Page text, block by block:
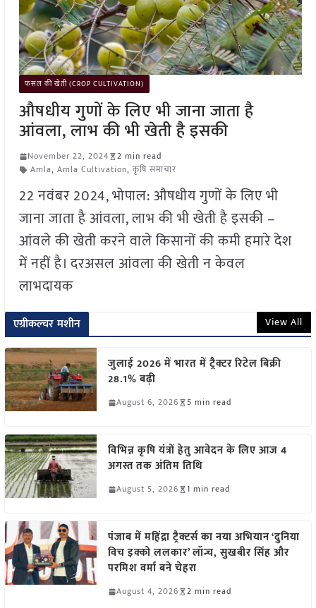
फसल की खेती (CROP CULTIVATION)
औषधीय गुणों के लिए भी जाना जाता है
आंवला, लाभ की भी खेती है इसकी
November 22, 2024
2 min read
Amla, Amla Cultivation, कृषि समाचार
22 नवंबर 2024, भोपाल: औषधीय गुणों के लिए भी
जाना जाता है आंवला, लाभ की भी खेती है इसकी –
आंवले की खेती करने वाले किसानों की कमी हमारे देश
में नहीं है। दरअसल आंवला की खेती न केवल
लाभदायक
एग्रीकल्चर मशीन View All
जुलाई 2026 में भारत में ट्रैक्टर रिटेल बिक्री
28.1% बढ़ी
August 6, 2026 5 min read
विभिन्न कृषि यंत्रों हेतु आवेदन के लिए आज 4
अगस्त तक अंतिम तिथि
August 5, 2026 1 min read
पंजाब में महिंद्रा ट्रैक्टर्स का नया अभियान ‘दुनिया
विच इक्को ललकार’ लॉन्च, सुखबीर सिंह और
परमिश वर्मा बने चेहरा
August 4, 2026 2 min read